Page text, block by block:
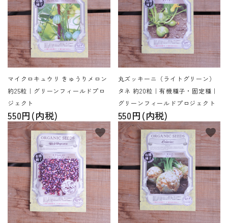
マイクロキュウリ きゅうりメロン
約25粒｜グリーンフィールドプロ
ジェクト
550円(内税)
丸ズッキーニ（ライトグリーン）
タネ 約20粒｜有機種子・固定種｜
グリーンフィールドプロジェクト
550円(内税)
favorite favorite